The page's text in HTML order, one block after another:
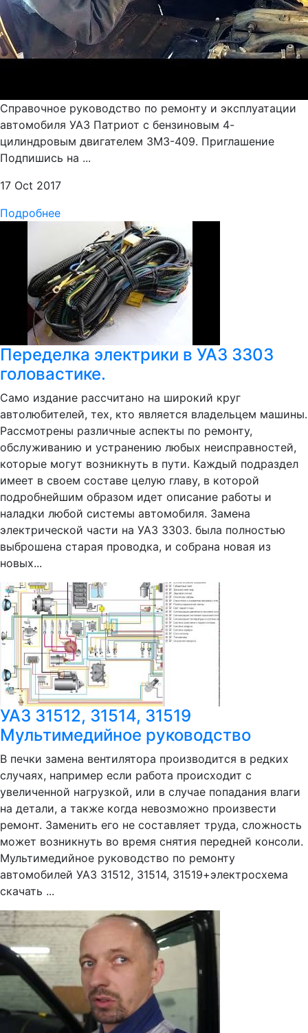
Справочное руководство по ремонту и эксплуатации
автомобиля УАЗ Патриот с бензиновым 4-
цилиндровым двигателем ЗМЗ-409. Приглашение
Подпишись на ...
17 Oct 2017
Подробнее
Переделка электрики в УАЗ 3303
головастике.
Само издание рассчитано на широкий круг
автолюбителей, тех, кто является владельцем машины.
Рассмотрены различные аспекты по ремонту,
обслуживанию и устранению любых неисправностей,
которые могут возникнуть в пути. Каждый подраздел
имеет в своем составе целую главу, в которой
подробнейшим образом идет описание работы и
наладки любой системы автомобиля. Замена
электрической части на УАЗ 3303. была полностью
выброшена старая проводка, и собрана новая из
новых...
УАЗ 31512, 31514, 31519
Мультимедийное руководство
В печки замена вентилятора производится в редких
случаях, например если работа происходит с
увеличенной нагрузкой, или в случае попадания влаги
на детали, а также когда невозможно произвести
ремонт. Заменить его не составляет труда, сложность
может возникнуть во время снятия передней консоли.
Мультимедийное руководство по ремонту
автомобилей УАЗ 31512, 31514, 31519+электросхема
скачать ...